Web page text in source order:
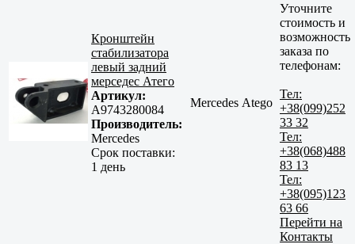
Кронштейн
стабилизатора
левый задний
мерседес Атего
Артикул:
A9743280084
Производитель:
Mercedes
Срок поставки:
1 день
Mercedes Atego
Уточните
стоимость и
возможность
заказа по
телефонам:
Тел:
+38(099)252
33 32
Тел:
+38(068)488
83 13
Тел:
+38(095)123
63 66
Перейти на
Контакты